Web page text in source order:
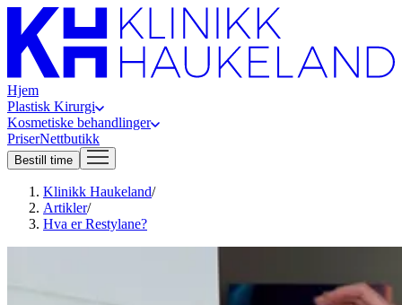
Hjem
Plastisk Kirurgi
Kosmetiske behandlinger
PriserNettbutikk
Bestill time
Klinikk Haukeland/
Artikler/
Hva er Restylane?